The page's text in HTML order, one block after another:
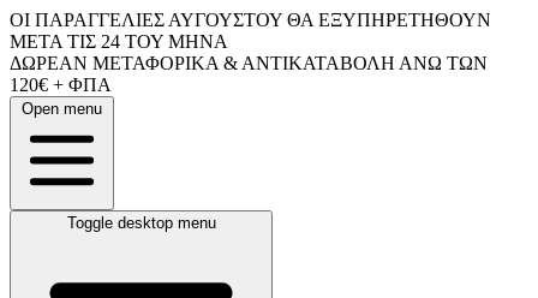
ΟΙ ΠΑΡΑΓΓΕΛΙΕΣ ΑΥΓΟΥΣΤΟΥ ΘΑ ΕΞΥΠΗΡΕΤΗΘΟΥΝ
ΜΕΤΑ ΤΙΣ 24 ΤΟΥ ΜΗΝΑ
ΔΩΡΕΑΝ ΜΕΤΑΦΟΡΙΚΑ & ΑΝΤΙΚΑΤΑΒΟΛΗ ΑΝΩ ΤΩΝ
120€ + ΦΠΑ
Open menu
Toggle desktop menu